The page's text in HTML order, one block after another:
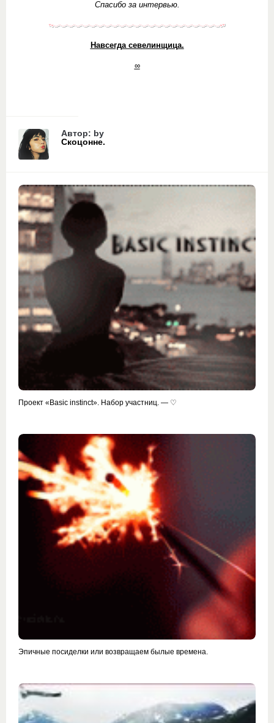
Спасибо за интервью.
Навсегда севелинщица.
∞
Автор: by
Скоцонне.
Проект «Basic instinct». Набор участниц. — ♡
Эпичные посиделки или возвращаем былые времена.